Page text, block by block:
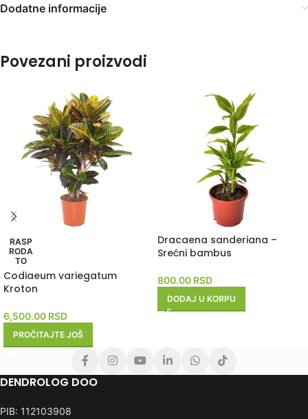
Dodatne informacije
Povezani proizvodi
RASP
RODA
TO
Codiaeum variegatum
Kroton
6,500.00 RSD
PROČITAJTE JOŠ
Dracaena sanderiana –
Srećni bambus
800.00 RSD
DODAJ U KORPU
DENDROLOG DOO
PIB: 112103908